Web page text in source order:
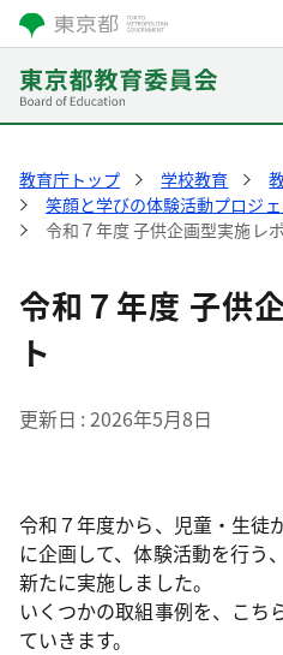
教育庁トップ 学校教育
笑顔と学びの体験活動プロジ
令和７年度 子供企画型実施レ
令和７年度 子供
ト
更新日 2026年5月8日
令和７年度から、児童・生徒
に企画して、体験活動を行う
新たに実施しました。
いくつかの取組事例を、こち
ていきます。